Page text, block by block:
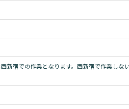
新宿での作業となります。西新宿で作業しな